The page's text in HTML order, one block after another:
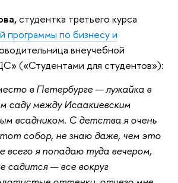
студентка третьего курса
программы по бизнесу и
внеучебной
(«Студентами для студентов»):
в Петербурге — лужайка в
саду между Исаакиевским
всадником. С детства я очень
собор, не знаю даже, чем это
всего я попадаю туда вечером,
садится — все вокруг